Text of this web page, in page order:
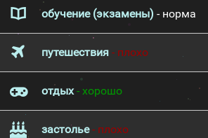
обучение (экзамены) - норма
путешествия - плохо
отдых- хорошо
застолье- плохо